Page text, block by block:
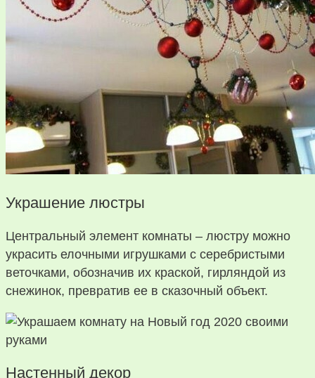
Украшение люстры
Центральный элемент комнаты – люстру можно
украсить елочными игрушками с серебристыми
веточками, обозначив их краской, гирляндой из
снежинок, превратив ее в сказочный объект.
Настенный декор